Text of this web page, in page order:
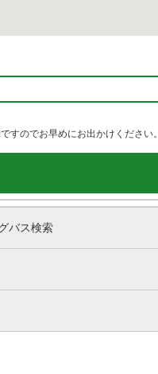
すのでお早めにお出かけください。
バス検索